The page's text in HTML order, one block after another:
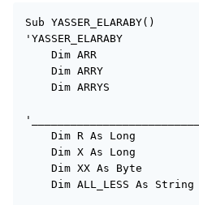
Sub YASSER_ELARABY()
'YASSER_ELARABY
    Dim ARR
    Dim ARRY
    Dim ARRYS
    Dim R As Long
    Dim X As Long
    Dim XX As Byte
    Dim ALL_LESS As String